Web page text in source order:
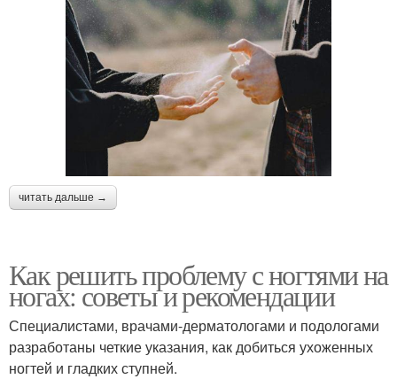
читать дальше →
Как решить проблему с ногтями на
ногах: советы и рекомендации
Специалистами, врачами-дерматологами и подологами
разработаны четкие указания, как добиться ухоженных
ногтей и гладких ступней.